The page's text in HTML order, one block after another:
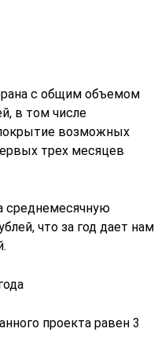
с общим объемом
в том числе
возможных
трех месяцев
среднемесячную
что за год дает нам
проекта равен 3